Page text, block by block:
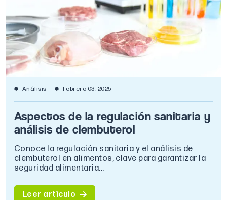
Análisis Febrero 03, 2025
Aspectos de la regulación sanitaria y
análisis de clembuterol
Conoce la regulación sanitaria y el análisis de
clembuterol en alimentos, clave para garantizar la
seguridad alimentaria...
Leer artículo